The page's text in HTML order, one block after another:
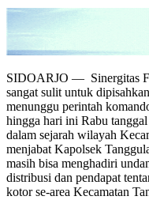
SIDOARJO — Sinergitas
sangat sulit untuk
menunggu perintah
hingga hari ini Rabu
dalam sejarah wilayah
menjabat Kapolsek
masih bisa menghadiri
distribusi dan pendapat
kotor se-area Kecamatan